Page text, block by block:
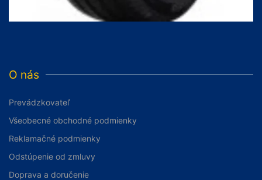
O nás
Prevádzkovateľ
Všeobecné obchodné podmienky
Reklamačné podmienky
Odstúpenie od zmluvy
Doprava a doručenie